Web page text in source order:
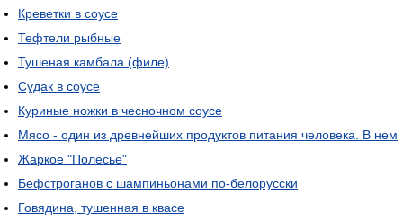
Креветки в соусе
Тефтели рыбные
Тушеная камбала (филе)
Судак в соусе
Куриные ножки в чесночном соусе
Мясо - один из древнейших продуктов питания человека. В нем
Жаркое "Полесье"
Бефстроганов с шампиньонами по-белорусски
Говядина, тушенная в квасе